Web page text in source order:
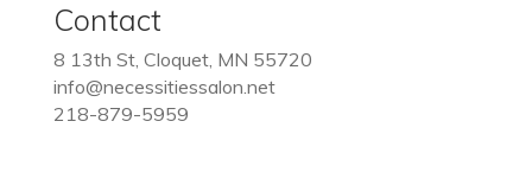
Contact
8 13th St, Cloquet, MN 55720
info@necessitiessalon.net
218-879-5959